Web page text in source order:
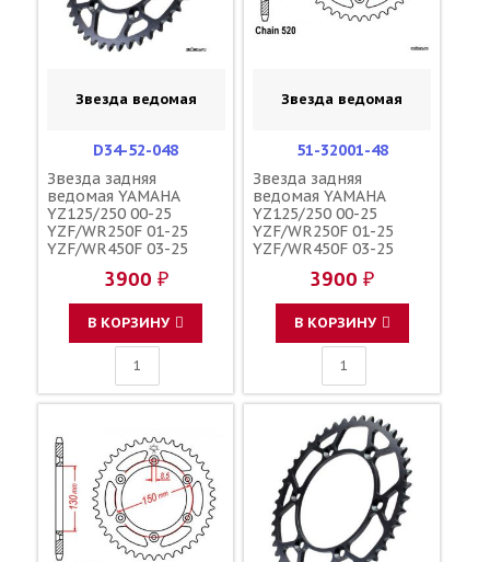
Звезда ведомая
D34-52-048
Звезда задняя
ведомая YAMAHA
YZ125/250 00-25
YZF/WR250F 01-25
YZF/WR450F 03-25
зубов 48 / DRC JTR251
1-3592-48 17D-25448-
50-00 5GS-25448-50-00
3900 ₽
В КОРЗИНУ
Звезда ведомая
51-32001-48
Звезда задняя
ведомая YAMAHA
YZ125/250 00-25
YZF/WR250F 01-25
YZF/WR450F 03-25
зубов 48 / ESJOT
JTR251 1-3592-48 17D-
25448-50-00 5GS-
3900 ₽
В КОРЗИНУ